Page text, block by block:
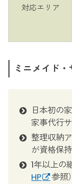
対応エリア
ミニメイド
日本初の
家事代行
整理収納
が資格保持
1年以上の
HP
参照）